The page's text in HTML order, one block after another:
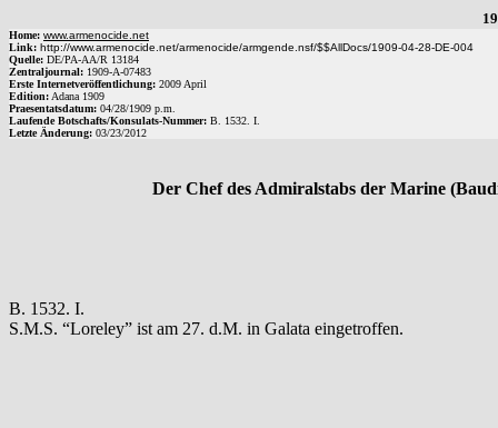
Home: www.armenocide.net
Link: http://www.armenocide.net/armenocide/armgende.nsf/$$AllDocs/1909-04-28-DE-004
Quelle: DE/PA-AA/R 13184
Zentraljournal: 1909-A-07483
Erste Internetveröffentlichung: 2009 April
Edition: Adana 1909
Praesentatsdatum: 04/28/1909 p.m.
Laufende Botschafts/Konsulats-Nummer: B.
1532. I.
Letzte Änderung: 03/23/2012
Der Chef des Admiralstabs der Marine
B. 1532. I.
S.M.S. “Loreley” ist am 27. d.M. in Galata eingetroffen.